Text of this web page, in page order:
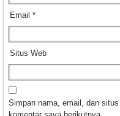
Email *
Situs Web
Simpan nama, email, dan